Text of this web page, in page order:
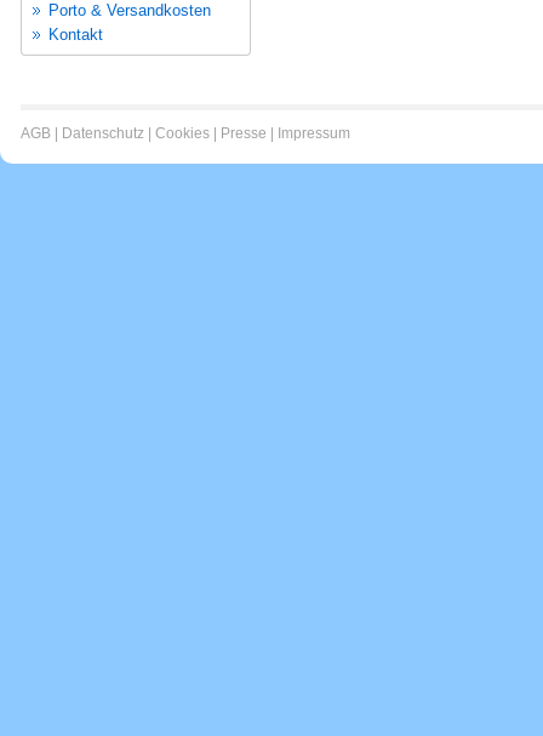
Porto & Versandkosten
Kontakt
AGB Datenschutz Cookies Presse Impressum